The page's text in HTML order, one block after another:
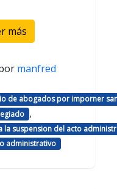
más
manfred
de abogados por imporner
,
suspension del acto
administrativo